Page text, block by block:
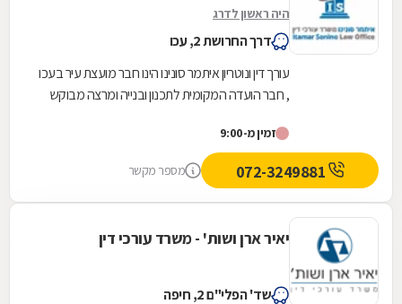
היה ראשון לדרג
דרך החרושת 2, עכו
עורך דין ונוטריון איתמר סונינו הינו חבר מועצת עיר בעכו
, חבר הועדה המקומית לתכנון ובנייה ומרצה מבוקש
זמין מ-9:00
מספר מקשר
יאיר ארן ושות' - משרד עורכי דין
שד' הפלי"ם 2, חיפה